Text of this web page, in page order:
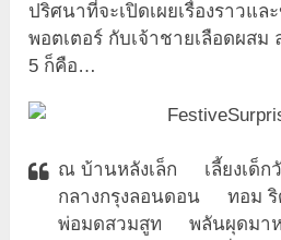
ปริศนาที่จะเปิดเผยเรื่องราวแล
พอตเตอร์ กับเจ้าชายเลือดผส
5 ก็คือ…
ณ บ้านหลังเล็ก เลี้ยงเด็ก
กลางกรุงลอนดอน ทอม ริ
พ่อมดสวมสูท พลันผุดมา